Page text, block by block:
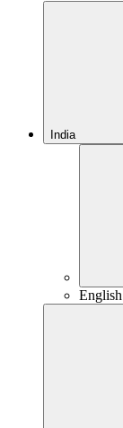
India
English